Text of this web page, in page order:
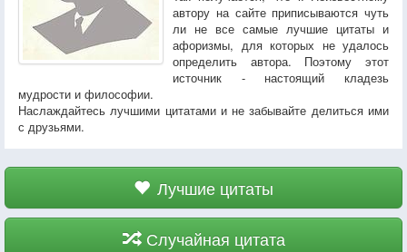
автору на сайте приписываются чуть
ли не все самые лучшие цитаты и
афоризмы, для которых не удалось
определить автора. Поэтому этот
источник - настоящий кладезь
мудрости и философии.
Наслаждайтесь лучшими цитатами и не забывайте делиться ими
с друзьями.
Лучшие цитаты
Случайная цитата